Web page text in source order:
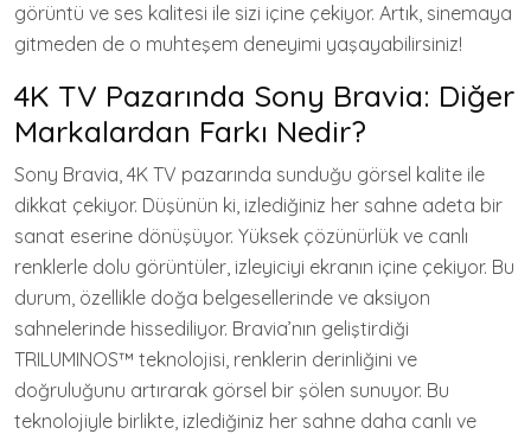
görüntü ve ses kalitesi ile sizi içine çekiyor. Artık, sinemaya
gitmeden de o muhteşem deneyimi yaşayabilirsiniz!
4K TV Pazarında Sony Bravia: Diğer
Markalardan Farkı Nedir?
Sony Bravia, 4K TV pazarında sunduğu görsel kalite ile
dikkat çekiyor. Düşünün ki, izlediğiniz her sahne adeta bir
sanat eserine dönüşüyor. Yüksek çözünürlük ve canlı
renklerle dolu görüntüler, izleyiciyi ekranın içine çekiyor. Bu
durum, özellikle doğa belgesellerinde ve aksiyon
sahnelerinde hissediliyor. Bravia’nın geliştirdiği
TRILUMINOS™ teknolojisi, renklerin derinliğini ve
doğruluğunu artırarak görsel bir şölen sunuyor. Bu
teknolojiyle birlikte, izlediğiniz her sahne daha canlı ve